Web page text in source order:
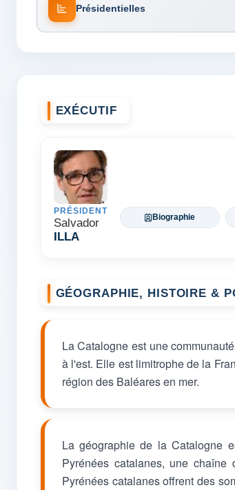
Présidentielles
EXÉCUTIF
PRÉSIDENT
Salvador
ILLA
Biographie
GÉOGRAPHIE, HISTOIRE &
La Catalogne est une
à l'est. Elle est limitrophe de la
région des Baléares en mer.
La géographie de la Catalogne
Pyrénées catalanes, une
Pyrénées catalanes offrent des